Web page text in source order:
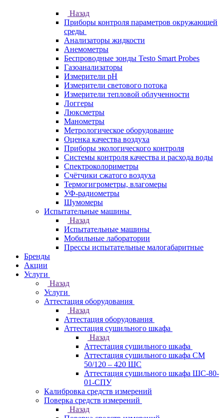
Назад
Приборы контроля параметров окружающей
среды
Анализаторы жидкости
Анемометры
Беспроводные зонды Testo Smart Probes
Газоанализаторы
Измерители pH
Измерители светового потока
Измерители тепловой облученности
Логгеры
Люксметры
Манометры
Метрологическое оборудование
Оценка качества воздуха
Приборы экологического контроля
Системы контроля качества и расхода воды
Спектроколориметры
Счётчики сжатого воздуха
Термогигрометры, влагомеры
УФ-радиометры
Шумомеры
Испытательные машины
Назад
Испытательные машины
Мобильные лаборатории
Прессы испытательные малогабаритные
Бренды
Акции
Услуги
Назад
Услуги
Аттестация оборудования
Назад
Аттестация оборудования
Аттестация сушильного шкафа
Назад
Аттестация сушильного шкафа
Аттестация сушильного шкафа СМ
50/120 – 420 ШС
Аттестация сушильного шкафа ШС-80-
01-СПУ
Калибровка средств измерений
Поверка средств измерений
Назад